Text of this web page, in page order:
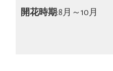
開花時期:8月～10月